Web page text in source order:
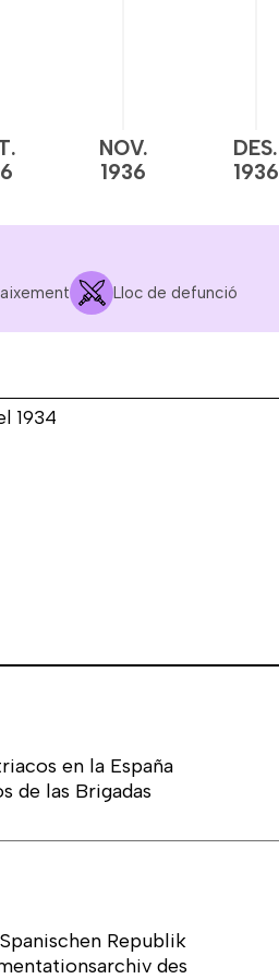
NOV.
1936
DES.
1936
Lloc de defunció
1934
en la España
de las Brigadas
Republik
des